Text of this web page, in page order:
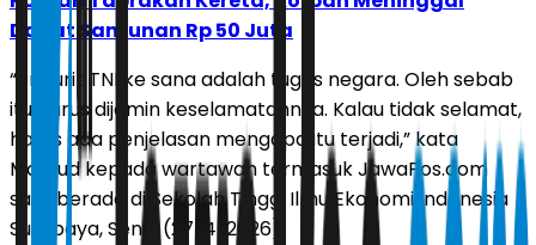
Dapat Santunan Rp 50 Juta
“Prajurit TNI ke sana adalah tugas negara. Oleh sebab
itu harus dijamin keselamatannya. Kalau tidak selamat,
harus ada penjelasan mengapa itu terjadi,” kata
Mahfud kepada wartawan termasuk JawaPos.com
saat berada di Sekolah Tinggi Ilmu Ekonomi Indonesia
Surabaya, Senin (27/4/2026).